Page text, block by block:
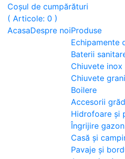
Coșul de cumpărături
( Articole: 0 )
AcasaDespre noiProduse
Echipamente
Baterii
Chiuvete inox
Chiuvete
Boilere
Accesorii
Hidrofoare și
Îngrijire gazon
Casă și
Pavaje și